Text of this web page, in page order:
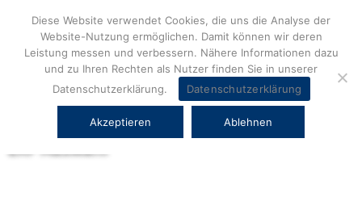
springen
Herstellerneutrale ERP Beratung und
Diese Website verwendet Cookies, die uns die Analyse der
Website-Nutzung ermöglichen. Damit können wir deren
Leistung messen und verbessern. Nähere Informationen dazu
und zu Ihren Rechten als Nutzer finden Sie in unserer
Datenschutzerklärung.
Datenschutzerklärung
Akzeptieren Ablehnen